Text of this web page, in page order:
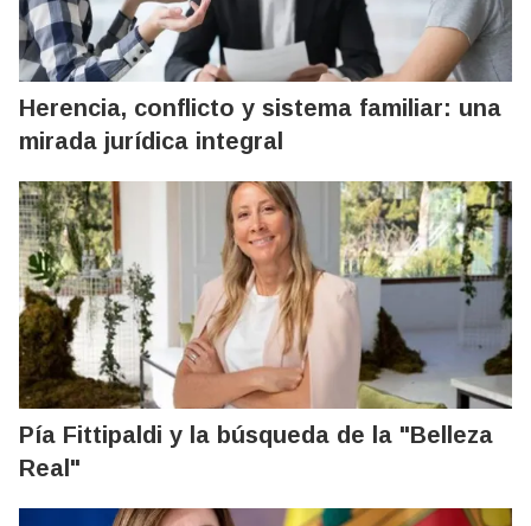
Herencia, conflicto y sistema familiar: una
mirada jurídica integral
Pía Fittipaldi y la búsqueda de la "Belleza
Real"